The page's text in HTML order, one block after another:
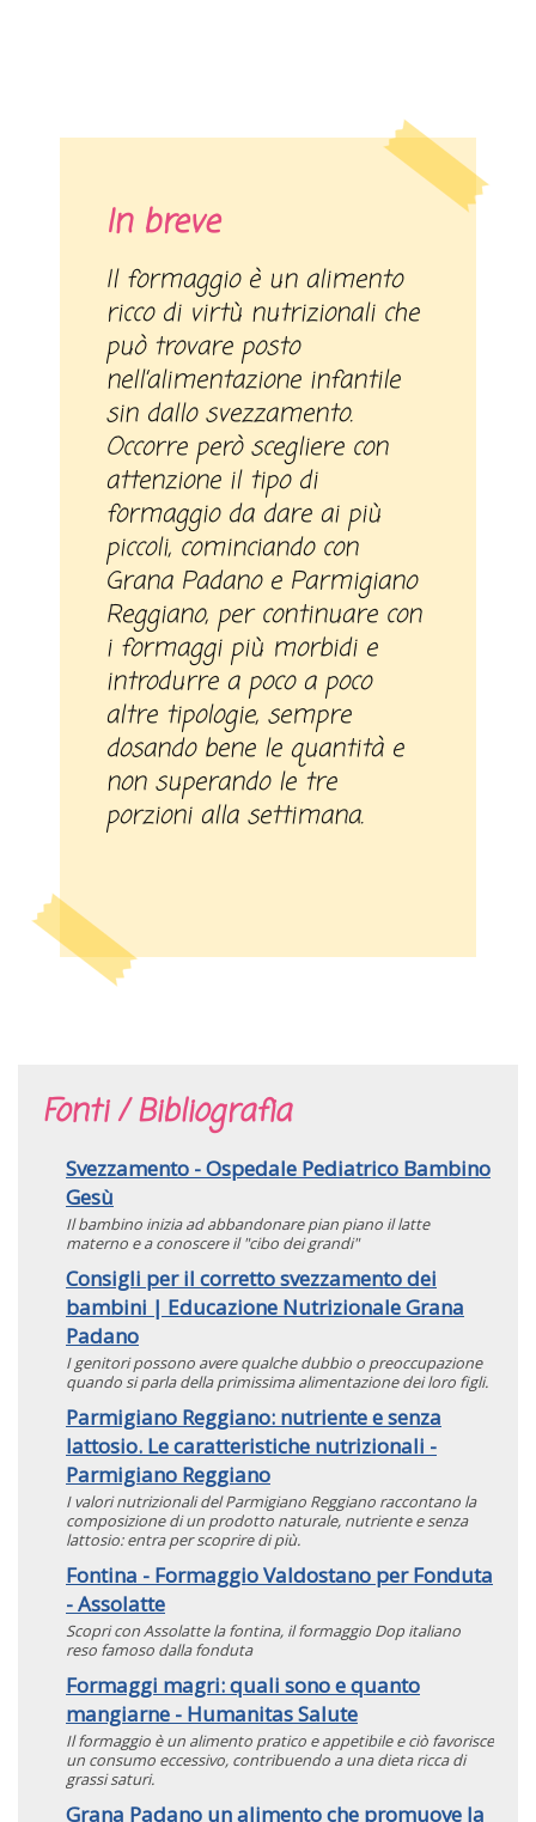
In breve
Il formaggio è un alimento
ricco di virtù nutrizionali che
può trovare posto
nell’alimentazione infantile
sin dallo svezzamento.
Occorre però scegliere con
attenzione il tipo di
formaggio da dare ai più
piccoli, cominciando con
Grana Padano e Parmigiano
Reggiano, per continuare con
i formaggi più morbidi e
introdurre a poco a poco
altre tipologie, sempre
dosando bene le quantità e
non superando le tre
porzioni alla settimana.
Fonti / Bibliografia
Svezzamento - Ospedale Pediatrico Bambino
Gesù
Il bambino inizia ad abbandonare pian piano il latte
materno e a conoscere il "cibo dei grandi"
Consigli per il corretto svezzamento dei
bambini | Educazione Nutrizionale Grana
Padano
I genitori possono avere qualche dubbio o preoccupazione
quando si parla della primissima alimentazione dei loro figli.
Parmigiano Reggiano: nutriente e senza
lattosio. Le caratteristiche nutrizionali -
Parmigiano Reggiano
I valori nutrizionali del Parmigiano Reggiano raccontano la
composizione di un prodotto naturale, nutriente e senza
lattosio: entra per scoprire di più.
Fontina - Formaggio Valdostano per Fonduta
- Assolatte
Scopri con Assolatte la fontina, il formaggio Dop italiano
reso famoso dalla fonduta
Formaggi magri: quali sono e quanto
mangiarne - Humanitas Salute
Il formaggio è un alimento pratico e appetibile e ciò favorisce
un consumo eccessivo, contribuendo a una dieta ricca di
grassi saturi.
Grana Padano un alimento che promuove la